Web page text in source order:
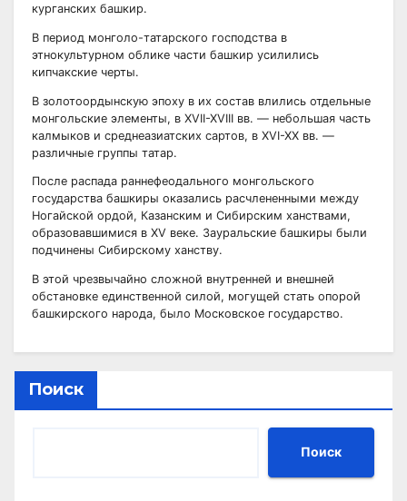
курганских башкир.
В период монголо-татарского господства в
этнокультурном облике части башкир усилились
кипчакские черты.
В золотоордынскую эпоху в их состав влились отдельные
монгольские элементы, в XVII-XVIII вв. — небольшая часть
калмыков и среднеазиатских сартов, в XVI-XX вв. —
различные группы татар.
После распада раннефеодального монгольского
государства башкиры оказались расчлененными между
Ногайской ордой, Казанским и Сибирским ханствами,
образовавшимися в XV веке. Зауральские башкиры были
подчинены Сибирскому ханству.
В этой чрезвычайно сложной внутренней и внешней
обстановке единственной силой, могущей стать опорой
башкирского народа, было Московское государство.
Поиск
Поиск